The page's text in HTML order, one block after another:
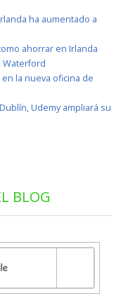
ha aumentado a
ahorrar en Irlanda
Waterford
la nueva oficina de
Udemy ampliará su
BLOG